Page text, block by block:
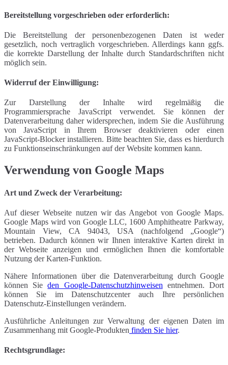
Bereitstellung vorgeschrieben oder erforderlich:
Die Bereitstellung der personenbezogenen Daten ist weder
gesetzlich, noch vertraglich vorgeschrieben. Allerdings kann ggfs.
die korrekte Darstellung der Inhalte durch Standardschriften nicht
möglich sein.
Widerruf der Einwilligung:
Zur Darstellung der Inhalte wird regelmäßig die
Programmiersprache JavaScript verwendet. Sie können der
Datenverarbeitung daher widersprechen, indem Sie die Ausführung
von JavaScript in Ihrem Browser deaktivieren oder einen
JavaScript-Blocker installieren. Bitte beachten Sie, dass es hierdurch
zu Funktionseinschränkungen auf der Website kommen kann.
Verwendung von Google Maps
Art und Zweck der Verarbeitung:
Auf dieser Webseite nutzen wir das Angebot von Google Maps.
Google Maps wird von Google LLC, 1600 Amphitheatre Parkway,
Mountain View, CA 94043, USA (nachfolgend „Google“)
betrieben. Dadurch können wir Ihnen interaktive Karten direkt in
der Webseite anzeigen und ermöglichen Ihnen die komfortable
Nutzung der Karten-Funktion.
Nähere Informationen über die Datenverarbeitung durch Google
können Sieden Google-Datenschutzhinweisen entnehmen. Dort
können Sie im Datenschutzcenter auch Ihre persönlichen
Datenschutz-Einstellungen verändern.
Ausführliche Anleitungen zur Verwaltung der eigenen Daten im
Zusammenhang mit Google-Produkten finden Sie hier.
Rechtsgrundlage: